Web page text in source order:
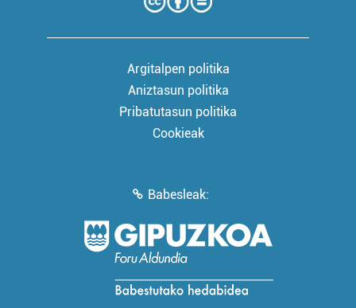
Argitalpen politika
Aniztasun politika
Pribatutasun politika
Cookieak
Babesleak: